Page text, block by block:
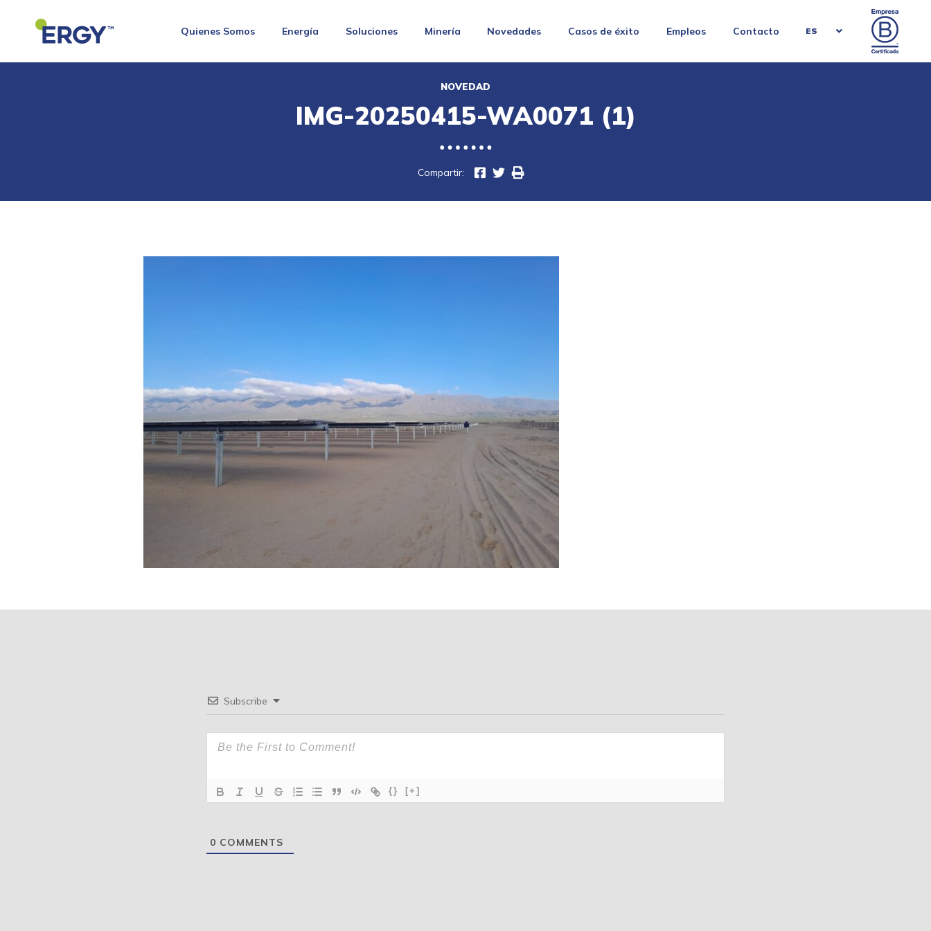
Quienes Somos Energía Soluciones Minería Novedades Casos de éxito Empleos Contacto ES
NOVEDAD
IMG-20250415-WA0071 (1)
Compartir:
Subscribe
{} [+]
0 COMMENTS